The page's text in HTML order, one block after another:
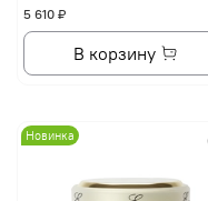
5 610 ₽
В корзину
Новинка